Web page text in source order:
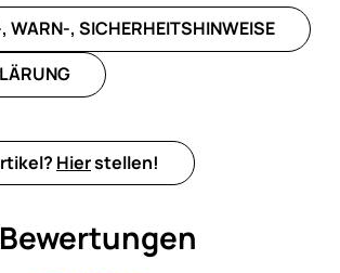
WARN-, SICHERHEITSHINWEISE
Hierstellen!
Bewertungen